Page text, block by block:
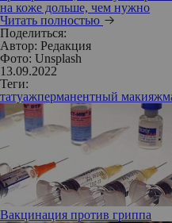
на коже дольше, чем нужно
Читать полностью
Поделиться:
Автор: Редакция
Фото: Unsplash
13.09.2022
Теги:
татуажперманентный макияж
Вакцинация против гриппа